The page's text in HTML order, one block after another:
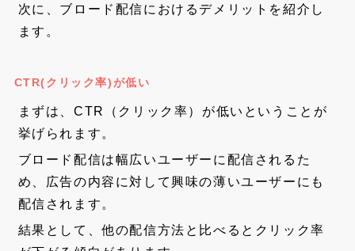
次に、ブロード配信におけるデメリットを紹介し
ます。
CTR(クリック率)が低い
まずは、CTR（クリック率）が低いということが
挙げられます。
ブロード配信は幅広いユーザーに配信されるた
め、広告の内容に対して興味の薄いユーザーにも
配信されます。
結果として、他の配信方法と比べるとクリック率